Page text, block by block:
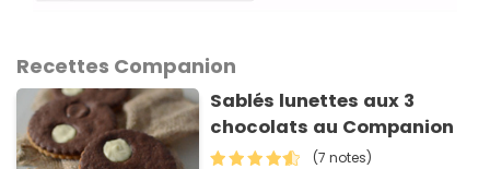
Recettes Companion
Sablés lunettes aux 3
chocolats au Companion
(7 notes)